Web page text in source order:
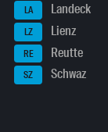
LA Landeck
LZ Lienz
RE Reutte
SZ Schwaz